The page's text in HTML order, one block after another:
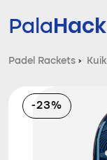
PalaHack
Vragen
Padel Rackets ›
-23%